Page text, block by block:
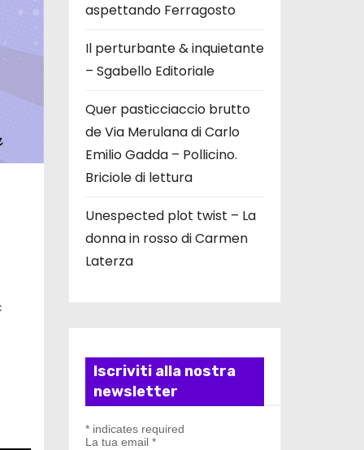
aspettando Ferragosto
Il perturbante & inquietante
– Sgabello Editoriale
Quer pasticciaccio brutto
de Via Merulana di Carlo
Emilio Gadda – Pollicino.
Briciole di lettura
Unespected plot twist – La
donna in rosso di Carmen
Laterza
Iscriviti alla nostra
newsletter
*indicates required
La tua email *